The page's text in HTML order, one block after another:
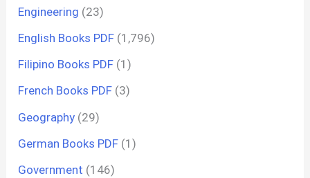
Engineering (23)
English Books PDF (1,796)
Filipino Books PDF (1)
French Books PDF (3)
Geography (29)
German Books PDF (1)
Government (146)